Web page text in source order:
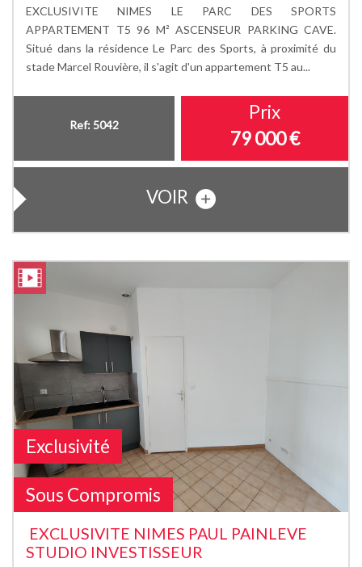
EXCLUSIVITE NIMES LE PARC DES SPORTS
APPARTEMENT T5 96 M² ASCENSEUR PARKING CAVE.
Situé dans la résidence Le Parc des Sports, à proximité du
stade Marcel Rouvière, il s'agit d'un appartement T5 au...
Ref: 5042
Prix
79 000€
VOIR
Sous Compromis
Exclusivité
EXCLUSIVITE NIMES PAUL PAINLEVE
STUDIO INVESTISSEUR